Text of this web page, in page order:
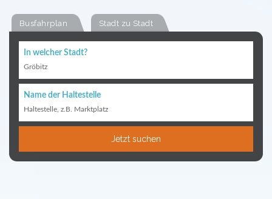
Busfahrplan Stadt zu Stadt
In welcher Stadt?
Gröbitz
Name der Haltestelle
Haltestelle, z.B. Marktplatz
Jetzt suchen